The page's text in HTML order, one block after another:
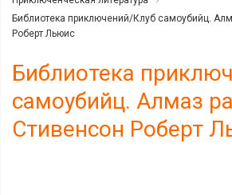
Библиотека приключений/Клуб самоубийц.
Роберт Льюис
Библиотека
самоубийц. Алмаз
Стивенсон Роберт